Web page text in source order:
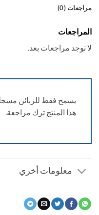
(0)
مراجعات بعد.
يسمح فقط للزبائن مسجلي
هذا المنتج ترك مراجعة.
معلومات أخري